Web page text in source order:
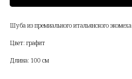
Шуба из премиального итальянского экомеха
Цвет: графит
Длина: 100 см